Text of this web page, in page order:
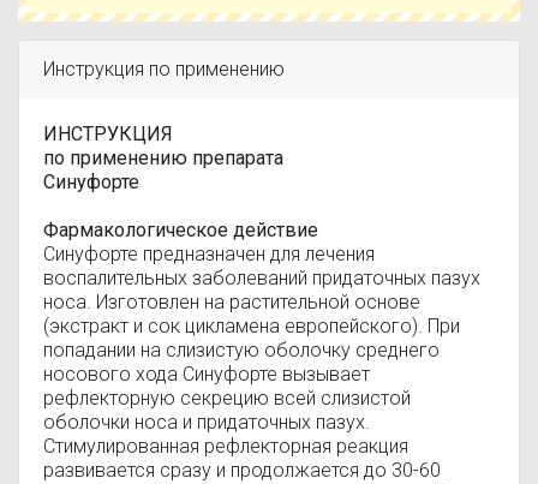
— комплексная терапия риносинуситов,
сопровождающихся экссудативными средними
отитами; — период ранней послеоперационной
реабилитации после эндоскопических
пазухах.
Инструкция по применению
ИНСТРУКЦИЯ
по применению препарата
Синуфорте
Фармакологическое действие
Синуфорте предназначен для лечения
воспалительных заболеваний придаточных пазух
носа. Изготовлен на растительной основе
(экстракт и сок цикламена европейского). При
попадании на слизистую оболочку среднего
носового хода Синуфорте вызывает
рефлекторную секрецию всей слизистой
оболочки носа и придаточных пазух.
Стимулированная рефлекторная реакция
развивается сразу и продолжается до 30-60